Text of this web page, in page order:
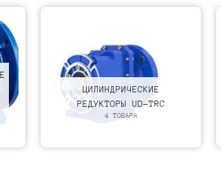
ЦИЛИНДРИЧЕСКИЕ
РЕДУКТОРЫ UD-TRC
4 ТОВАРА